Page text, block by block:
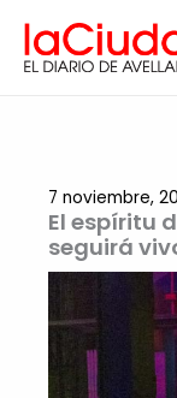
contenido
El espíritu
seguirá
7 noviembre,